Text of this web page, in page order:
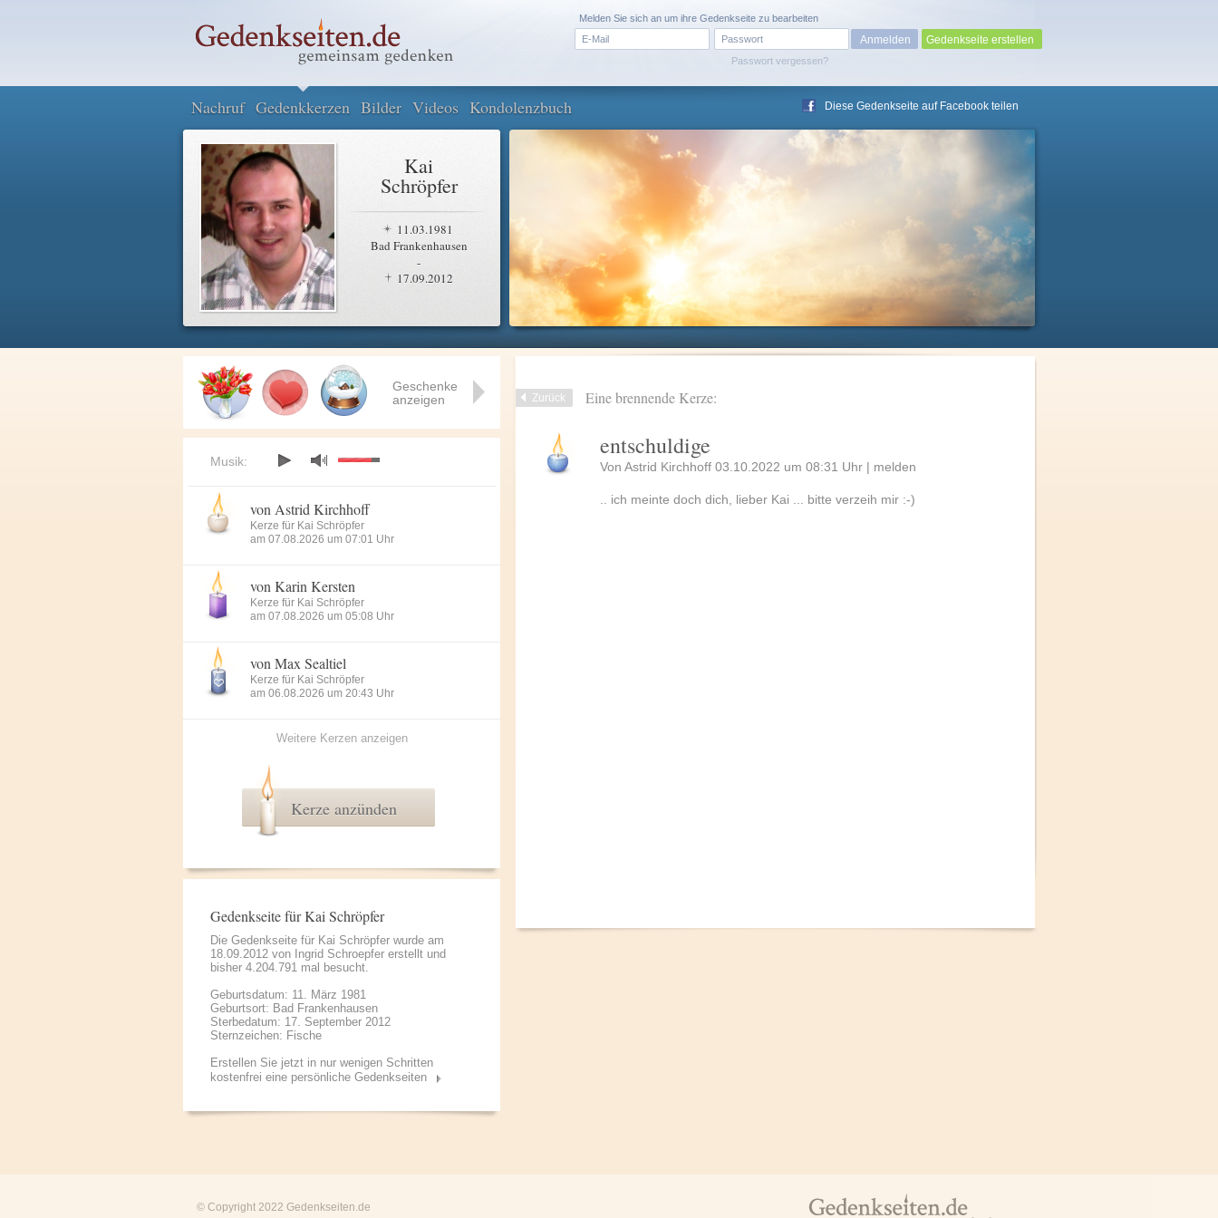
Passwort vergessen?
Melden Sie sich an um ihre Gedenkseite zu bearbeiten
Gedenkseite erstellen
Nachruf Gedenkkerzen Bilder Videos Kondolenzbuch Diese Gedenkseite auf Facebook teilen
Kai
Schröpfer
11.03.1981
Bad Frankenhausen
-
17.09.2012
Zurück Eine brennende Kerze:
entschuldige
Von Astrid Kirchhoff 03.10.2022 um 08:31 Uhr | melden
.. ich meinte doch dich, lieber Kai ... bitte verzeih mir :-)
Geschenke
anzeigen
Musik:
von Astrid Kirchhoff
Kerze für Kai Schröpfer
am 07.08.2026 um 07:01 Uhr
von Karin Kersten
Kerze für Kai Schröpfer
am 07.08.2026 um 05:08 Uhr
von Max Sealtiel
Kerze für Kai Schröpfer
am 06.08.2026 um 20:43 Uhr
Weitere Kerzen anzeigen
Kerze anzünden
Gedenkseite für Kai Schröpfer
Die Gedenkseite für Kai Schröpfer wurde am
18.09.2012 von Ingrid Schroepfer erstellt und
bisher 4.204.791 mal besucht.
Geburtsdatum: 11. März 1981
Geburtsort: Bad Frankenhausen
Sterbedatum: 17. September 2012
Sternzeichen: Fische
Erstellen Sie jetzt in nur wenigen Schritten
kostenfrei eine persönliche Gedenkseiten
© Copyright 2022 Gedenkseiten.de